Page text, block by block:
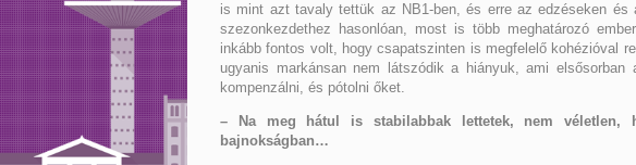
is mint azt tavaly tettük az NB1-ben, és erre az edzéseken
szezonkezdethez hasonlóan, most is több meghatározó
inkább fontos volt, hogy csapatszinten is megfelelő kohézióval
ugyanis markánsan nem látszódik a hiányuk, ami
kompenzálni, és pótolni őket.
– Na meg hátul is stabilabbak lettetek, nem
bajnokságban…